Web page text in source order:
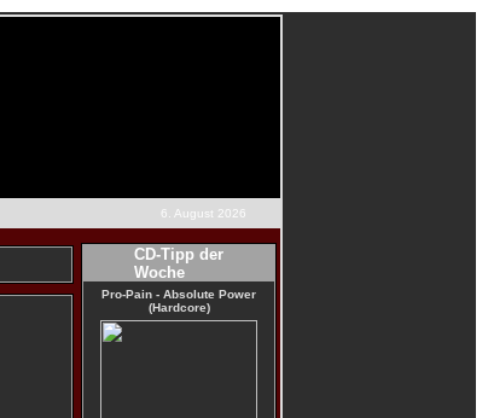
6. August 2026
CD-Tipp der
Woche
Pro-Pain - Absolute Power
(Hardcore)